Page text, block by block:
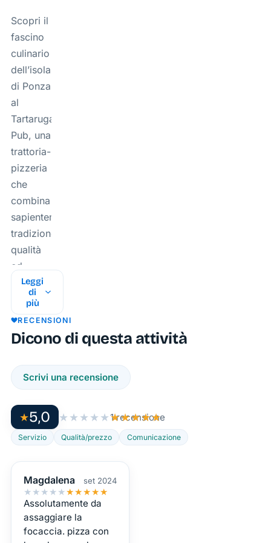
Scopri il
fascino
culinario
dell’isola
di Ponza
al
Tartaruga
Pub, una
trattoria-
pizzeria
che
combina
sapientemente
tradizione,
qualità
ed
un’atmosfera
unica.
Situato
in una
posizione
incantevole,
questo
l’indirizzo
perfetto
per chi
desidera
immergersi
autentici
Leggi
di
più
RECENSIONI
Dicono di questa attività
Scrivi una recensione
★5,0 ★★★★★★★★★★
1 recensione
Servizio Qualità/prezzo Comunicazione
Magdalena set 2024
★★★★★★★★★★
Assolutamente da
assaggiare la
focaccia. pizza con